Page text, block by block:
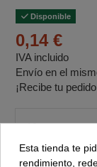
Disponible
0,14 €
IVA incluido
Envío en el
¡Recibe tu
Esta tienda te
rendimiento,